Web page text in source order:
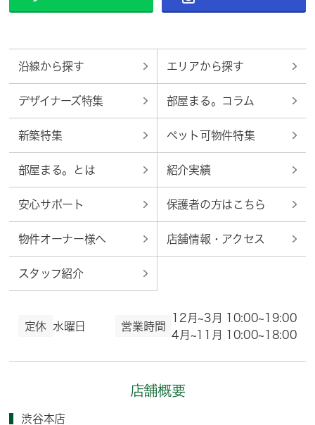
沿線から探す エリアから探す
デザイナーズ特集 部屋まる。コラム
新築特集 ペット可物件特集
部屋まる。とは 紹介実績
安心サポート 保護者の方はこちら
物件オーナー様へ 店舗情報・アクセス
スタッフ紹介
定休 水曜日 営業時間
12月~3月 10:00~19:00
4月~11月 10:00~18:00
店舗概要
渋谷本店